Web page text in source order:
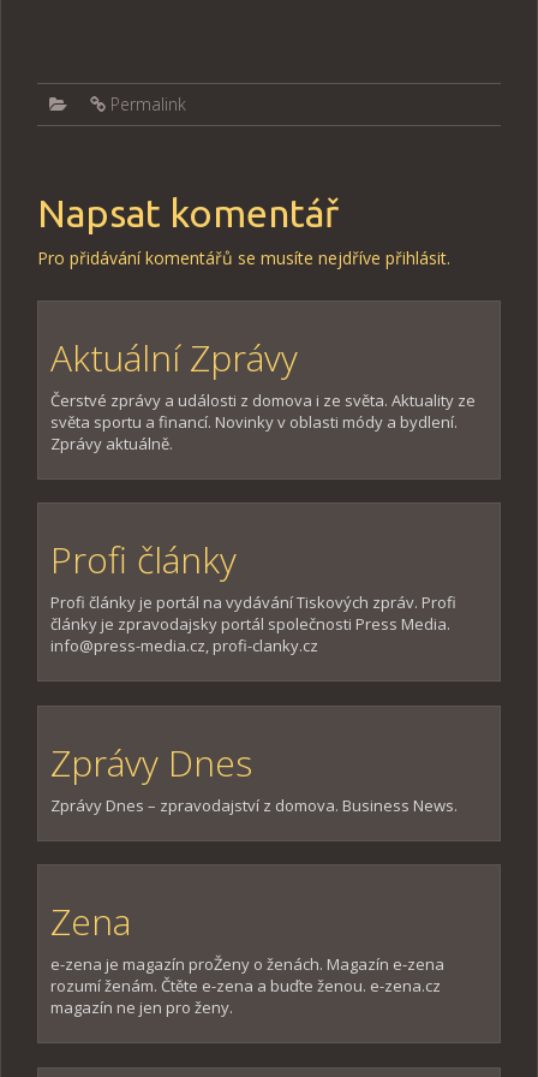
Permalink
Napsat komentář
Pro přidávání komentářů se musíte nejdříve přihlásit.
Aktuální Zprávy
Čerstvé zprávy a události z domova i ze světa. Aktuality ze
světa sportu a financí. Novinky v oblasti módy a bydlení.
Zprávy aktuálně.
Profi články
Profi články je portál na vydávání Tiskových zpráv. Profi
články je zpravodajsky portál společnosti Press Media.
info@press-media.cz, profi-clanky.cz
Zprávy Dnes
Zprávy Dnes – zpravodajství z domova. Business News.
Zena
e-zena je magazín proŽeny o ženách. Magazín e-zena
rozumí ženám. Čtěte e-zena a buďte ženou. e-zena.cz
magazín ne jen pro ženy.